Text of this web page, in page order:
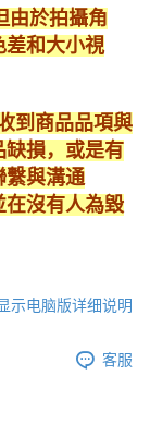
由於拍攝角
差和大小視
到商品品項與
缺損，或是有
繫與溝通
在沒有人為毀
示电脑版详细说明
客服